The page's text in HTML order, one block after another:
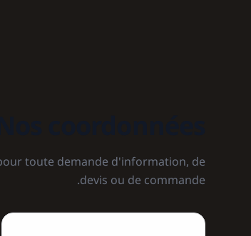
toute demande d'information, de
devis ou de commande.